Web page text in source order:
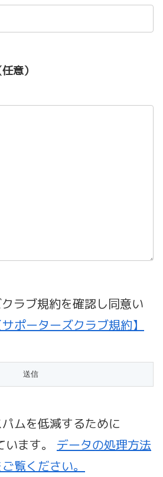
意）
ラブ規約を確認し同意い
サポーターズクラブ規約】
ムを低減するために
ます。 データの処理方法
覧ください。